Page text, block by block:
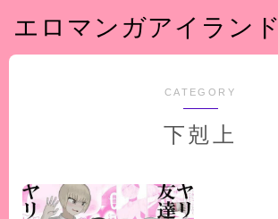
エロマンガアイランド
CATEGORY
下剋上